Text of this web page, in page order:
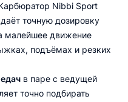
Nibbi Sport
точную дозировку
малейшее движение
подъёмах и резких
в паре с ведущей
точно подбирать